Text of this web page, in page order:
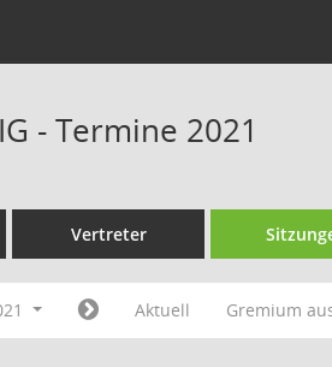
- Termine 2021
Vertreter
Aktuell Gremium